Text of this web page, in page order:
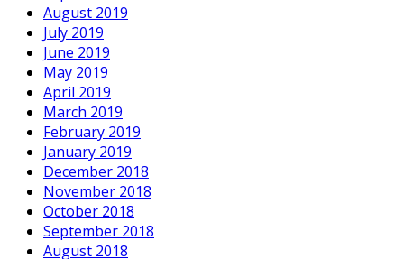
August 2019
July 2019
June 2019
May 2019
April 2019
March 2019
February 2019
January 2019
December 2018
November 2018
October 2018
September 2018
August 2018